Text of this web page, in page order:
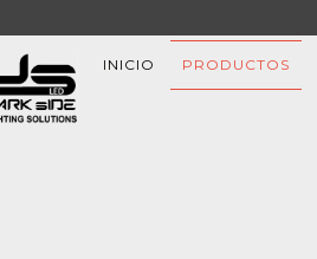
INICIO PRODUCTOS